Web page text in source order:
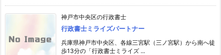
神戸市中央区の行政書士
行政書士ミライズパートナー
兵庫県神戸市中央区、各線三宮駅（三ノ宮駅）から南へ徒
歩13分の「行政書士ミライズ ...